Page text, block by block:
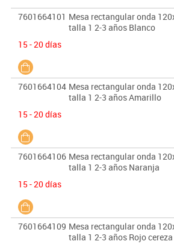
7601664101 Mesa rectangular onda
talla 1 2-3 años Blanco
15 - 20 días
7601664104 Mesa rectangular onda
talla 1 2-3 años Amarillo
15 - 20 días
7601664106 Mesa rectangular onda
talla 1 2-3 años Naranja
15 - 20 días
7601664109 Mesa rectangular onda
talla 1 2-3 años Rojo cereza